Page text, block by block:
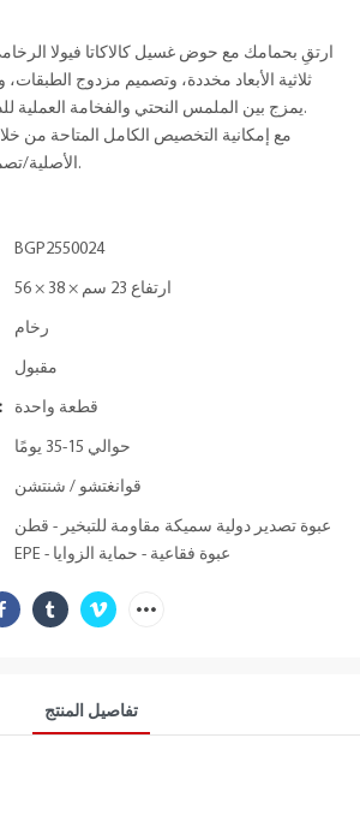
ارتقِ بحمامك مع حوض غسيل كالاكاتا فيولا
ثلاثية الأبعاد مخددة، وتصميم مزدوج
يمزج بين الملمس النحتي والفخامة العملية للديكورات الداخلية الحديثة.
مع إمكانية التخصيص الكامل المتاحة من
الأصلية/تصميم المعدات الأصلية لدينا.
BGP2550024
56 × 38 × ارتفاع 23 سم
رخام
مقبول
الحد الأدنى لكمية الطلب: قطعة واحدة
حوالي 15-35 يومًا
قوانغتشو / شنتشن
عبوة تصدير دولية سميكة مقاومة للتبخير - قطن
EPE - عبوة فقاعية - حماية الزوايا
تفاصيل المنتج